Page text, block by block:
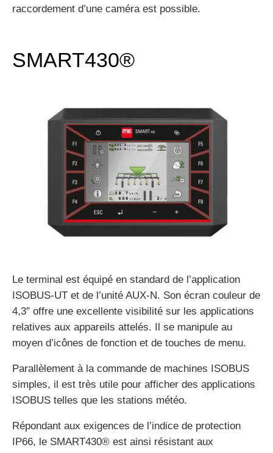
raccordement d’une caméra est possible.
SMART430®
Le terminal est équipé en standard de l’application
ISOBUS-UT et de l’unité AUX-N. Son écran couleur de
4,3″ offre une excellente visibilité sur les applications
relatives aux appareils attelés. Il se manipule au
moyen d’icônes de fonction et de touches de menu.
Parallèlement à la commande de machines ISOBUS
simples, il est très utile pour afficher des applications
ISOBUS telles que les stations météo.
Répondant aux exigences de l’indice de protection
IP66, le SMART430® est ainsi résistant aux